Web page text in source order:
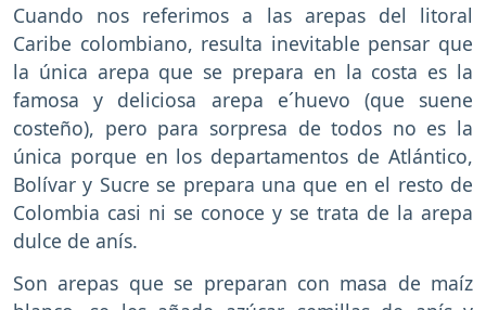
Cuando nos referimos a las arepas del litoral
Caribe colombiano, resulta inevitable pensar que
la única arepa que se prepara en la costa es la
famosa y deliciosa arepa e´huevo (que suene
costeño), pero para sorpresa de todos no es la
única porque en los departamentos de Atlántico,
Bolívar y Sucre se prepara una que en el resto de
Colombia casi ni se conoce y se trata de la arepa
dulce de anís.
Son arepas que se preparan con masa de maíz